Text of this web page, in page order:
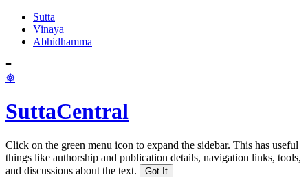
Sutta
Vinaya
Abhidhamma
≡
☸
SuttaCentral
Click on the green menu icon to expand the sidebar. This has useful
things like authorship and publication details, navigation links, tools,
and discussions about the text.
Got It